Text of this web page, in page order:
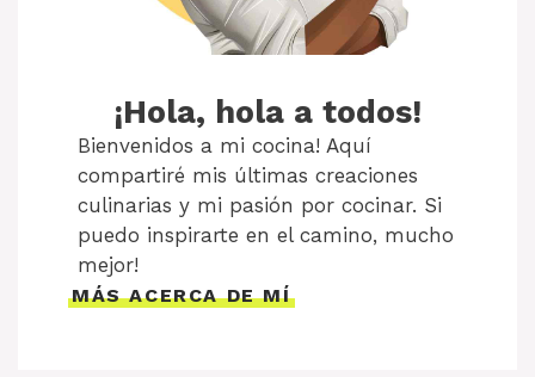
¡Hola, hola a todos!
Bienvenidos a mi cocina! Aquí
compartiré mis últimas creaciones
culinarias y mi pasión por cocinar. Si
puedo inspirarte en el camino, mucho
mejor!
MÁS ACERCA DE MÍ